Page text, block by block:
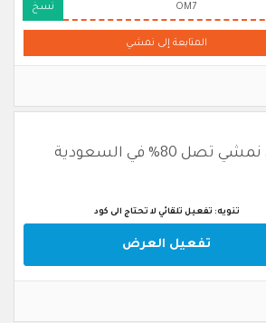
OM7 نسخ
المتابعة إلى نمشي
80% في السعودية
تنويه: تفعيل تلقائي لا تحتاج الى كود
تفعيل العرض